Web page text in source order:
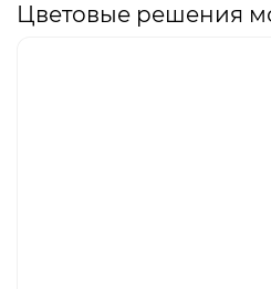
Цветовые решения